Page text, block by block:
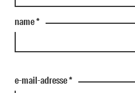
name*
e-mail-adresse*